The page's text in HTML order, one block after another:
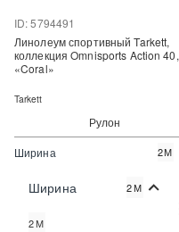
Рулон
ID: 5794491
Цена:
Линолеум спортивный Tarkett,
коллекция Omnisports Action 40,
«Coral»
Tarkett
Ширина 2М
Ширина 2М
2М